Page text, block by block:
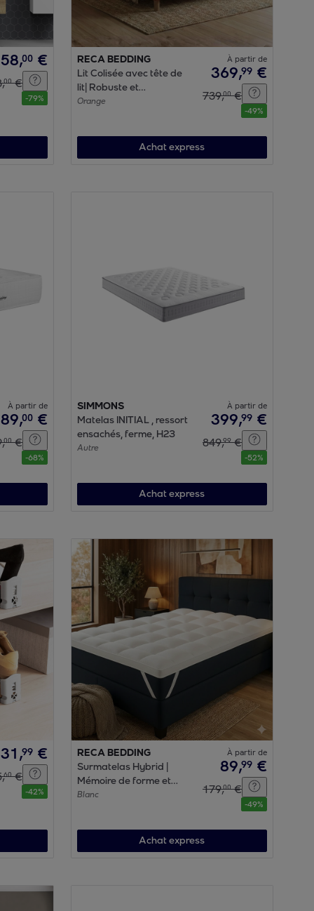
,00 €
,00 €
-79%
RECA BEDDING
Lit Colisée avec tête de
lit| Robuste et
confortable | Montage
Orange
À partir de
369,99 €
739,00 €
-49%
Achat express
À partir de
,00 €
,00 €
-68%
SIMMONS
Matelas INITIAL , ressort
ensachés, ferme, H23
Autre
À partir de
399,99 €
849,99 €
-52%
Achat express
31,99 €
,60 €
-42%
RECA BEDDING
Surmatelas Hybrid |
Mémoire de forme et
microfibre | 8 cm |
Blanc
À partir de
89,99 €
179,00 €
-49%
Achat express